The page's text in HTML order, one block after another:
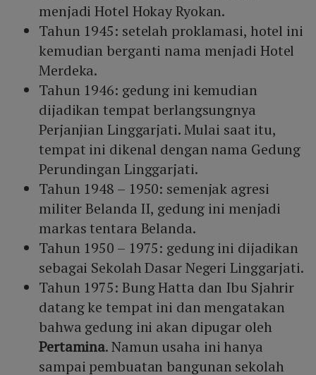
menjadi Hotel Hokay Ryokan.
Tahun 1945: setelah proklamasi, hotel ini
kemudian berganti nama menjadi Hotel
Merdeka.
Tahun 1946: gedung ini kemudian
dijadikan tempat berlangsungnya
Perjanjian Linggarjati. Mulai saat itu,
tempat ini dikenal dengan nama Gedung
Perundingan Linggarjati.
Tahun 1948 – 1950: semenjak agresi
militer Belanda II, gedung ini menjadi
markas tentara Belanda.
Tahun 1950 – 1975: gedung ini dijadikan
sebagai Sekolah Dasar Negeri Linggarjati.
Tahun 1975: Bung Hatta dan Ibu Sjahrir
datang ke tempat ini dan mengatakan
bahwa gedung ini akan dipugar oleh
Pertamina. Namun usaha ini hanya
sampai pembuatan bangunan sekolah